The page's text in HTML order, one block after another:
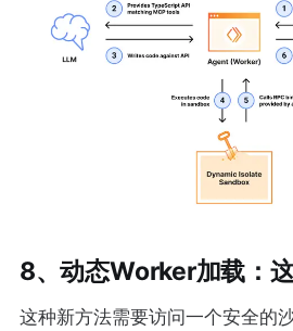
8、动态Worker加载：
这种新方法需要访问一个安全的